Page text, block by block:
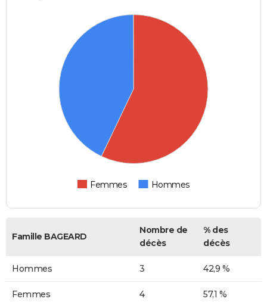
Femmes Hommes
Famille BAGEARD
Nombre de
décès
% des
décès
Hommes 3 42,9 %
Femmes 4 57,1 %